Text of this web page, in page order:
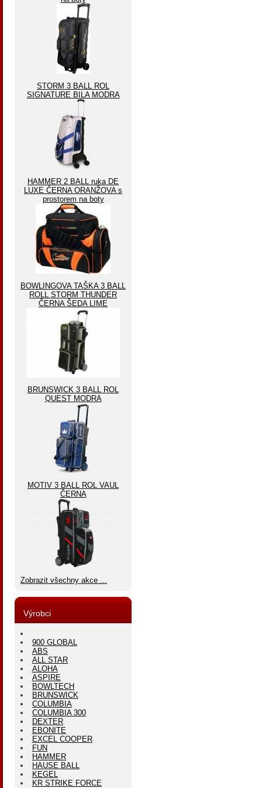
STORM 3 BALL ROL
SIGNATURE BILA MODRA
HAMMER 2 BALL ruka DE
LUXE ČERNA ORANŽOVA s
prostorem na boty
BOWLINGOVA TAŠKA 3 BALL
ROLL STORM THUNDER
ČERNA ŠEDA LIME
BRUNSWICK 3 BALL ROL
QUEST MODRA
MOTIV 3 BALL ROL VAUL
ČERNA
Zobrazit všechny akce ...
Výrobci
900 GLOBAL
ABS
ALL STAR
ALOHA
ASPIRE
BOWLTECH
BRUNSWICK
COLUMBIA
COLUMBIA 300
DEXTER
EBONITE
EXCEL COOPER
FUN
HAMMER
HAUSE BALL
KEGEL
KR STRIKE FORCE